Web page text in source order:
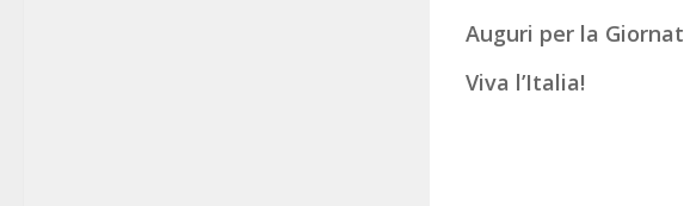
Auguri per la
Viva l’Italia!